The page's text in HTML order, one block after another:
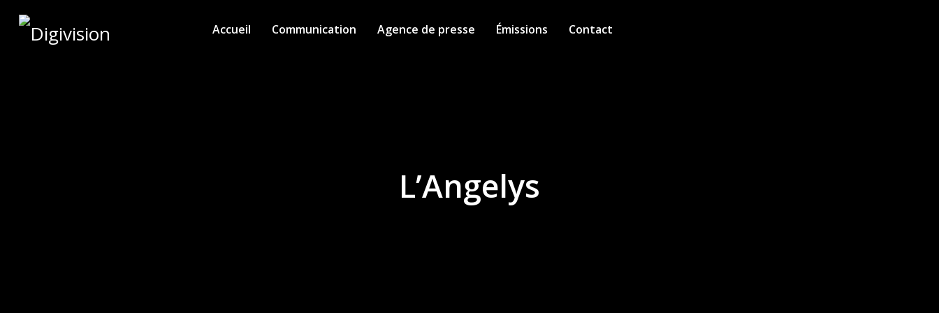
Accueil Communication Agence de presse Émissions Contact
L’Angelys